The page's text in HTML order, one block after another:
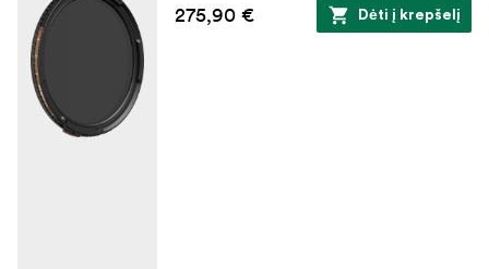
275,90 € Dėti į krepšelį